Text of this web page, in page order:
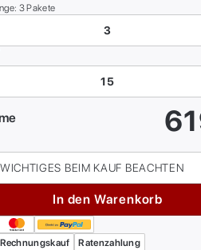
3Pakete
WICHTIGES BEIM KAUF BEACHTEN
In den Warenkorb
Rechnungskauf Ratenzahlung